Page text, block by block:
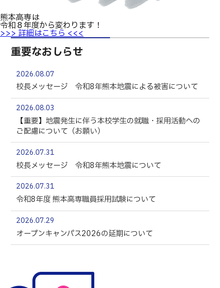
熊本高専は
令和８年度から変わります ！
>>> 詳細はこちら <<<
重要なおしらせ
2026.08.07
校長メッセージ 令和8年熊本地震による被害について
2026.08.03
【重要】地震発生に伴う本校学生の就職・採用活動への
ご配慮について（お願い）
2026.07.31
校長メッセージ 令和8年熊本地震について
2026.07.31
令和8年度 熊本高専職員採用試験について
2026.07.29
オープンキャンパス2026の延期について